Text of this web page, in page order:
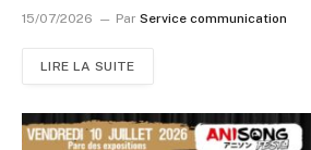
15/07/2026 Par Service communication
LIRE LA SUITE